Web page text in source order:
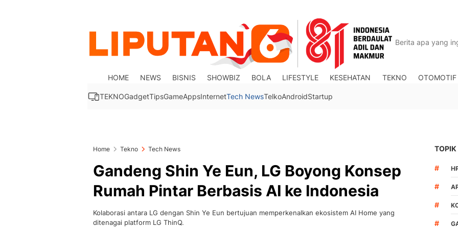
HOME NEWS BISNIS SHOWBIZ BOLA LIFESTYLE KESEHATAN TEKNO OTOMOTIF
TEKNOGadgetTipsGameAppsInternetTech NewsTelkoAndroidStartup
Home Tekno Tech News
Gandeng Shin Ye Eun, LG Boyong Konsep
Rumah Pintar Berbasis AI ke Indonesia
Kolaborasi antara LG dengan Shin Ye Eun bertujuan memperkenalkan ekosistem AI Home yang
ditenagai platform LG ThinQ.
TOPIK
#
#
#
#